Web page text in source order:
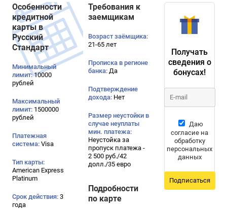
Особенности
кредитной
карты в
Русский
Стандарт
Минимальный
лимит:10000
рублей
Максимальный
лимит: 1500000
рублей
Платежная
система: Visa
Тип карты:
American Express
Platinum
Срок действия: 3
года
Требования к
заемщикам
Возраст заёмщика:
21-65 лет
Прописка в регионе
банка: Да
Подтверждение
дохода: Нет
Размер неустойки в
случае неуплаты
мин. платежа:
Неустойка за
пропуск платежа -
2 500 руб./42
долл./35 евро
Подробности
по карте
Получать
сведения о
бонусах!
Даю
согласие на
обработку
персональных
данных
Подписаться